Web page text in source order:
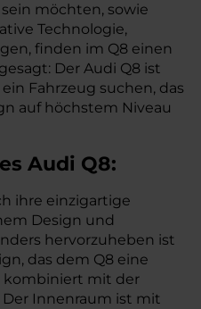
möchten, sowie
Technologie,
finden im Q8 einen
Der Audi Q8 ist
Fahrzeug suchen, das
auf höchstem Niveau
Audi Q8:
ihre einzigartige
Design und
hervorzuheben ist
das dem Q8 eine
kombiniert mit der
Der Innenraum ist mit